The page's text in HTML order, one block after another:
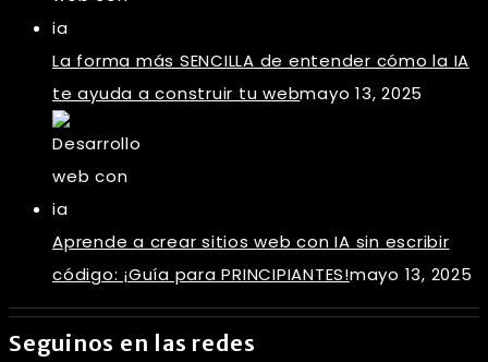
La forma más SENCILLA de entender cómo la IA
te ayuda a construir tu webmayo 13, 2025
Aprende a crear sitios web con IA sin escribir
código: ¡Guía para PRINCIPIANTES!mayo 13, 2025
Seguinos en las redes